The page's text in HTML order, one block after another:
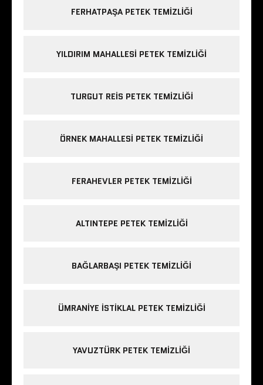
FERHATPAŞA PETEK TEMIZLIĞI
YILDIRIM MAHALLESI PETEK TEMIZLIĞI
TURGUT REIS PETEK TEMIZLIĞI
ÖRNEK MAHALLESI PETEK TEMIZLIĞI
FERAHEVLER PETEK TEMIZLIĞI
ALTINTEPE PETEK TEMIZLIĞI
BAĞLARBAŞI PETEK TEMIZLIĞI
ÜMRANIYE ISTIKLAL PETEK TEMIZLIĞI
YAVUZTÜRK PETEK TEMIZLIĞI